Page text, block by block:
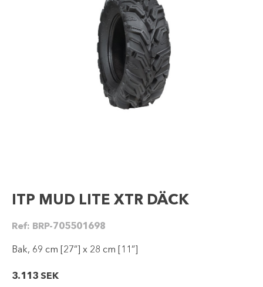
ITP MUD LITE XTR DÄCK
Ref: BRP-705501698
Bak, 69 cm [27”] x 28 cm [11”]
3.113 SEK